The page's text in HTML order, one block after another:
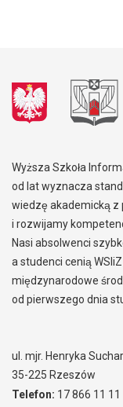
Wyższa Szkoła
od lat wyznacza
wiedzę akademicką z
i rozwijamy
Nasi absolwenci
a studenci cenią
międzynarodowe
od pierwszego dnia
ul. mjr. Henryka
35-225 Rzeszów
Telefon: 17 866 11 11